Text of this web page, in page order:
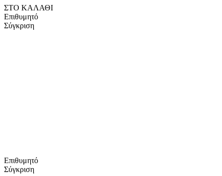
ΣΤΟ ΚΑΛΑΘΙ
Επιθυμητό
Σύγκριση
Επιθυμητό
Σύγκριση